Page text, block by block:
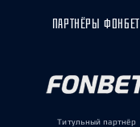
ПАРТНЁРЫ
Титульный партнёр